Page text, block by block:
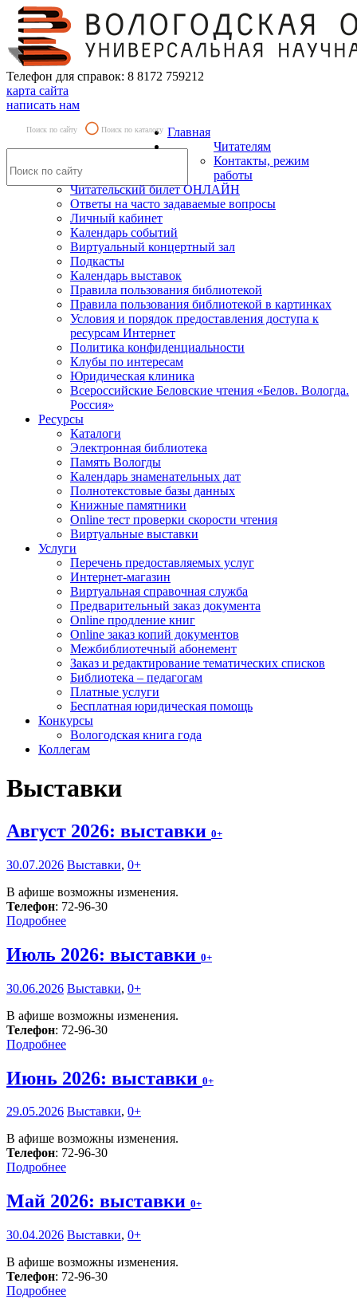
Телефон для справок: 8 8172 759212
карта сайта
написать нам
Поиск по сайту Поиск по каталогу Главная
Читателям
Контакты, режим
работы
Читательский билет ОНЛАЙН
Ответы на часто задаваемые вопросы
Личный кабинет
Календарь событий
Виртуальный концертный зал
Подкасты
Календарь выставок
Правила пользования библиотекой
Правила пользования библиотекой в картинках
Условия и порядок предоставления доступа к
ресурсам Интернет
Политика конфиденциальности
Клубы по интересам
Юридическая клиника
Всероссийские Беловские чтения «Белов. Вологда.
Россия»
Ресурсы
Каталоги
Электронная библиотека
Память Вологды
Календарь знаменательных дат
Полнотекстовые базы данных
Книжные памятники
Online тест проверки скорости чтения
Виртуальные выставки
Услуги
Перечень предоставляемых услуг
Интернет-магазин
Виртуальная справочная служба
Предварительный заказ документа
Online продление книг
Online заказ копий документов
Межбиблиотечный абонемент
Заказ и редактирование тематических списков
Библиотека – педагогам
Платные услуги
Бесплатная юридическая помощь
Конкурсы
Вологодская книга года
Коллегам
Выставки
Август 2026: выставки 0+
30.07.2026 Выставки, 0+
В афише возможны изменения.
Телефон: 72-96-30
Подробнее
Июль 2026: выставки 0+
30.06.2026 Выставки, 0+
В афише возможны изменения.
Телефон: 72-96-30
Подробнее
Июнь 2026: выставки 0+
29.05.2026 Выставки, 0+
В афише возможны изменения.
Телефон: 72-96-30
Подробнее
Май 2026: выставки 0+
30.04.2026 Выставки, 0+
В афише возможны изменения.
Телефон: 72-96-30
Подробнее